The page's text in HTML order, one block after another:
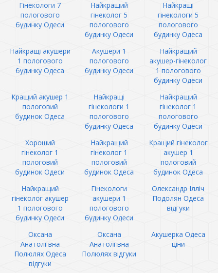
Гінекологи 7
пологового
будинку Одеси
Найкращий
гінеколог 5
пологового
будинку Одеси
Найкращі
гінекологи 5
пологового
будинку Одеса
Найкращі акушери
1 пологового
будинку Одеса
Акушери 1
пологового
будинку Одеси
Найкращий
акушер-гінеколог
1 пологового
будинку Одеси
Кращий акушер 1
пологовий
будинок Одеса
Найкращі
гінекологи 1
пологового
будинку Одеса
Найкращий
гінеколог 1
пологового
будинку Одеси
Хороший
гінеколог 1
пологовий
будинок Одеси
Найкращий
гінеколог 1
пологовий
будинок Одеса
Кращий гінеколог
акушер 1
пологовий
будинок Одеса
Найкращий
гінеколог акушер
1 пологового
будинку Одеси
Гінекологи
акушери 1
пологового
будинку Одеси
Олександр Ілліч
Подолян Одеса
відгуки
Оксана
Анатоліївна
Полюлях Одеса
відгуки
Оксана
Анатоліївна
Полюлях відгуки
Акушерка Одеса
ціни